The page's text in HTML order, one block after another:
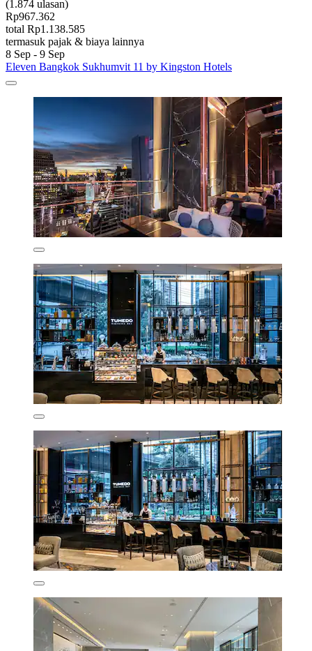
(1.874 ulasan)
Rp967.362
total Rp1.138.585
termasuk pajak & biaya lainnya
8 Sep - 9 Sep
Eleven Bangkok Sukhumvit 11 by Kingston Hotels